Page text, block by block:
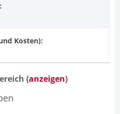
Kosten):
(anzeigen)